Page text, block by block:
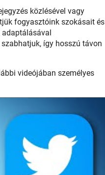
közlésével vagy
fogyasztóink szokásait és
így hosszú távon
videójában személyes